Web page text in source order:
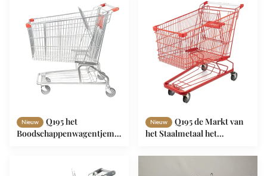
Nieuw
Q195 het
Boodschappenwagentjemetaal
Nieuw
Q195 de Markt van
het Staalmetaal het
Rood Groot